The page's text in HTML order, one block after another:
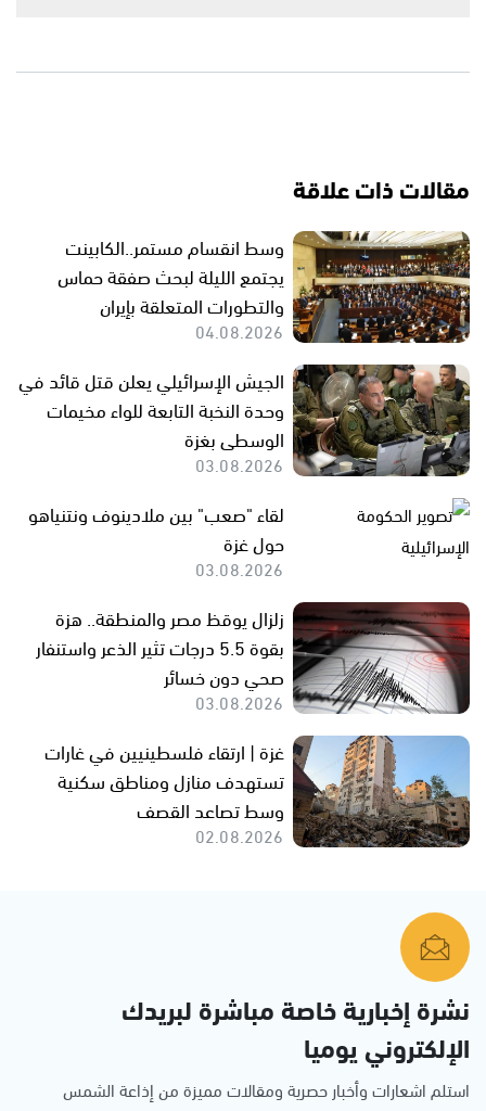
مقالات ذات علاقة
وسط انقسام مستمر..الكابينت
يجتمع الليلة لبحث صفقة حماس
والتطورات المتعلقة بإيران
04.08.2026
الجيش الإسرائيلي يعلن قتل قائد في
وحدة النخبة التابعة للواء مخيمات
الوسطى بغزة
03.08.2026
لقاء "صعب" بين ملادينوف ونتنياهو
حول غزة
03.08.2026
زلزال يوقظ مصر والمنطقة.. هزة
بقوة 5.5 درجات تثير الذعر واستنفار
صحي دون خسائر
03.08.2026
غزة | ارتقاء فلسطينيين في غارات
تستهدف منازل ومناطق سكنية
وسط تصاعد القصف
02.08.2026
نشرة إخبارية خاصة مباشرة لبريدك
الإلكتروني يوميا
استلم اشعارات وأخبار حصرية ومقالات مميزة من إذاعة الشمس